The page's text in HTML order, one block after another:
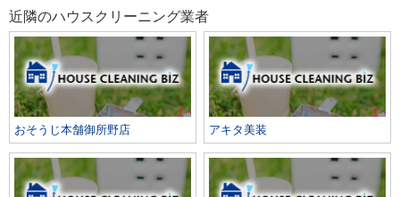
近隣のハウスクリーニング業者
おそうじ本舗御所野店 アキタ美装